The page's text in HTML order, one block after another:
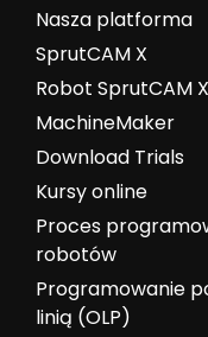
Nasza platforma
SprutCAM X
Robot SprutCAM X
MachineMaker
Download Trials
Kursy online
Proces
robotów
Programowanie
linią (OLP)